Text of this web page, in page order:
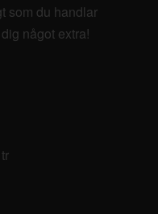
som du handlar
något extra!